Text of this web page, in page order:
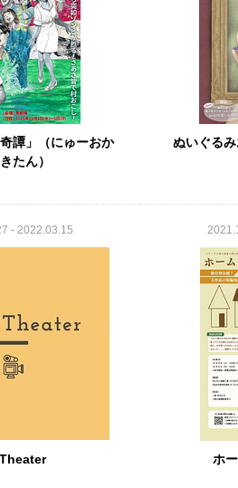
譚」（にゅーおか
たん）
ぬいぐる
- 2022.03.15
ホ